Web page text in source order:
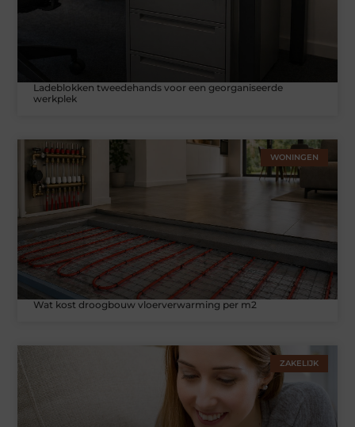
Ladeblokken tweedehands voor een georganiseerde
werkplek
WONINGEN
Wat kost droogbouw vloerverwarming per m2
ZAKELIJK